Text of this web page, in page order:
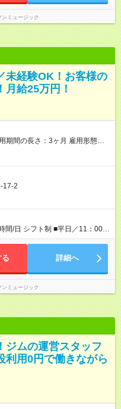
ンミュージック
未経験OK！お客様の
月給25万円！
期間の長さ：3ヶ月 雇用形態、
17-2
間/日 シフト制 ■平日／11：00～
分～1時
る 詳細へ
ンミュージック
ジムの運営スタッフ
利用0円で働きながら